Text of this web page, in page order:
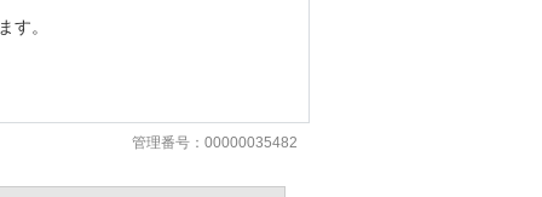
す。
管理番号：00000035482